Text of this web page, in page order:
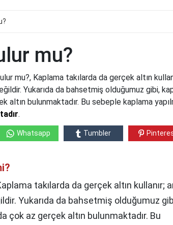
mu?
mu?, Kaplama takılarda da gerçek altın
Yukarıda da bahsetmiş olduğumuz gibi,
altın bulunmaktadır. Bu sebeple kaplama
.
Whatsapp Tumbler
takılarda da gerçek altın kullanır;
Yukarıda da bahsetmiş olduğumuz
çok az gerçek altın bulunmaktadır. Bu